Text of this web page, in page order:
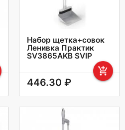
Набор щетка+совок
Ленивка Практик
SV3865AKB SVIP
add_shopping_cart
446.30 ₽